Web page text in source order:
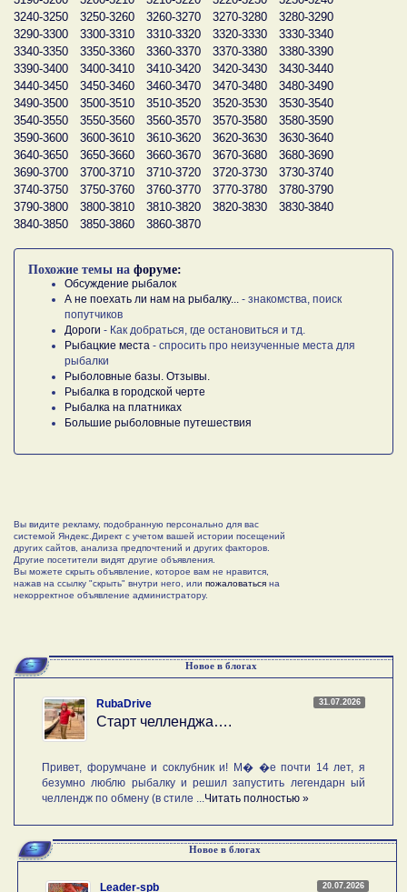
3240-3250
3250-3260 3260-3270 3270-3280
3280-3290
3290-3300
3300-3310 3310-3320 3320-3330
3330-3340
3340-3350
3350-3360 3360-3370 3370-3380
3380-3390
3390-3400
3400-3410 3410-3420 3420-3430
3430-3440
3440-3450
3450-3460 3460-3470 3470-3480
3480-3490
3490-3500
3500-3510 3510-3520 3520-3530
3530-3540
3540-3550
3550-3560 3560-3570 3570-3580
3580-3590
3590-3600
3600-3610 3610-3620 3620-3630
3630-3640
3640-3650
3650-3660 3660-3670 3670-3680
3680-3690
3690-3700
3700-3710 3710-3720 3720-3730
3730-3740
3740-3750
3750-3760 3760-3770 3770-3780
3780-3790
3790-3800
3800-3810 3810-3820 3820-3830
3830-3840
3840-3850
3850-3860 3860-3870
Похожие темы на форуме:
Обсуждение рыбалок
А не поехать ли нам на рыбалку...
- знакомства, поиск
попутчиков
Дороги - Как добраться, где остановиться и тд.
Рыбацкие места - спросить про неизученные места для
рыбалки
Рыболовные базы. Отзывы.
Рыбалка в городской черте
Рыбалка на платниках
Большие рыболовные путешествия
Вы видите рекламу, подобранную персонально для вас
системой Яндекс.Директ с учетом вашей истории посещений
других сайтов, анализа предпочтений и других факторов.
Другие посетители видят другие объявления.
Вы можете скрыть объявление, которое вам не нравится,
нажав на ссылку "скрыть" внутри него, или пожаловаться на
некорректное объявление администратору.
Новое в блогах
31.07.2026
RubaDrive
Старт челленджа….
Привет, форумчане и соклубник и! М� �е почти 14 лет, я
безумно люблю рыбалку и решил запустить легендарн ый
челлендж по обмену (в стиле ... Читать полностью »
Новое в блогах
20.07.2026
Leader-spb